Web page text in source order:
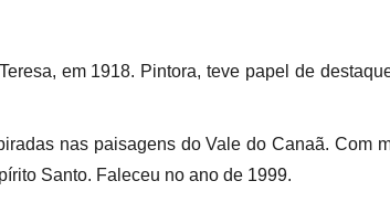
em 1918. Pintora, teve papel de
nas paisagens do Vale do Canaã. Com
Santo. Faleceu no ano de 1999.